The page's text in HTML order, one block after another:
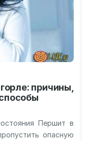
причины,
Першит в
опасную